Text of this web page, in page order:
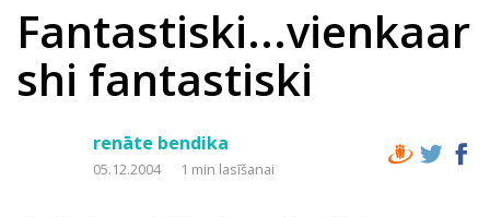
Fantastiski...vienkaar
shi fantastiski
renāte bendika
05.12.2004 1 min lasīšanai